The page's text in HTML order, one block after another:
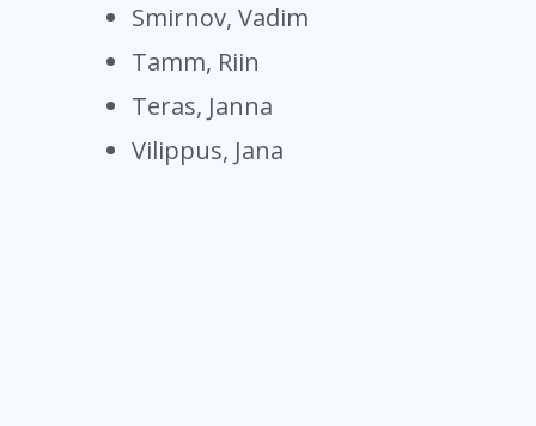
Smirnov, Vadim
Tamm, Riin
Teras, Janna
Vilippus, Jana